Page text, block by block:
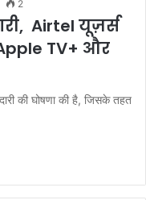
2
Airtel यूज़र्स
TV+ और
की घोषणा की है, जिसके तहत